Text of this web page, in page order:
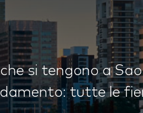
si tengono a
tutte le